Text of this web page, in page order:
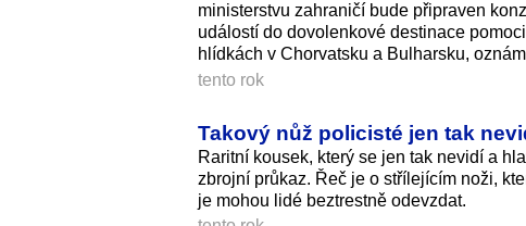
ministerstvu zahraničí bude připraven
událostí do dovolenkové destinace
hlídkách v Chorvatsku a Bulharsku,
tento rok
Takový nůž policisté jen tak
Raritní kousek, který se jen tak nevidí a
zbrojní průkaz. Řeč je o střílejícím noži,
je mohou lidé beztrestně odevzdat.